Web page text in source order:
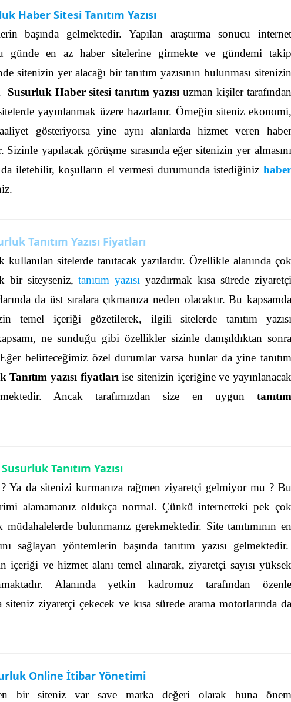
Haber Sitesi Tanıtım Yazısı
başında gelmektedir. Yapılan araştırma sonucu internet
günde en az haber sitelerine girmekte ve gündemi takip
sitenizin yer alacağı bir tanıtım yazısının bulunması sitenizin
Susurluk Haber sitesi tanıtım yazısıuzman kişiler tarafından
yayınlanmak üzere hazırlanır. Örneğin siteniz ekonomi,
gösteriyorsa yine aynı alanlarda hizmet veren haber
Sizinle yapılacak görüşme sırasında eğer sitenizin yer almasını
iletebilir, koşulların el vermesi durumunda istediğiniz haber
Tanıtım Yazısı Fiyatları
kullanılan sitelerde tanıtacak yazılardır. Özellikle alanında çok
bir siteyseniz,tanıtım yazısı yazdırmak kısa sürede ziyaretçi
da üst sıralara çıkmanıza neden olacaktır. Bu kapsamda
temel içeriği gözetilerek, ilgili sitelerde tanıtım yazısı
ne sunduğu gibi özellikler sizinle danışıldıktan sonra
Eğer belirteceğimiz özel durumlar varsa bunlar da yine tanıtım
Tanıtım yazısı fiyatları ise sitenizin içeriğine ve yayınlanacak
Ancak tarafımızdan size en uygun tanıtım
Susurluk Tanıtım Yazısı
Ya da sitenizi kurmanıza rağmen ziyaretçi gelmiyor mu ? Bu
alamamanız oldukça normal. Çünkü internetteki pek çok
bulunmanız gerekmektedir. Site tanıtımının en
sağlayan yöntemlerin başında tanıtım yazısı gelmektedir.
içeriği ve hizmet alanı temel alınarak, ziyaretçi sayısı yüksek
Alanında yetkin kadromuz tarafından özenle
siteniz ziyaretçi çekecek ve kısa sürede arama motorlarında da
Online İtibar Yönetimi
bir siteniz var save marka değeri olarak buna önem